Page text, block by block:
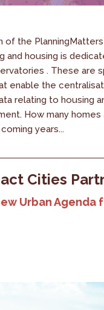
of the PlanningMatters
and housing is
. These are
enable the
relating to housing
How many homes
years...
Cities
Urban Agenda